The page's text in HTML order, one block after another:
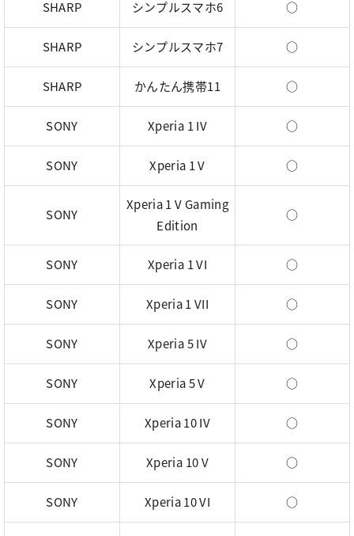
SHARP シンプルスマホ6 ○
SHARP シンプルスマホ7 ○
SHARP かんたん携帯11 ○
SONY Xperia 1 IV ○
SONY Xperia 1 V ○
SONY
Xperia 1 V Gaming
Edition
○
SONY Xperia 1 VI ○
SONY Xperia 1 VII ○
SONY Xperia 5 IV ○
SONY Xperia 5 V ○
SONY Xperia 10 IV ○
SONY Xperia 10 V ○
SONY Xperia 10 VI ○